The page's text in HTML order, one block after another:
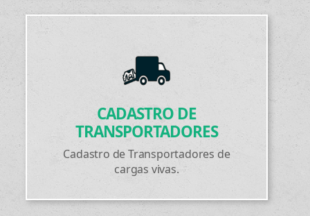
CADASTRO DE
TRANSPORTADORES
Cadastro de Transportadores de
cargas vivas.